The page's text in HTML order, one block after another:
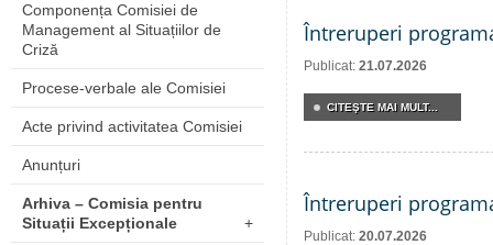
Componența Comisiei de
Management al Situațiilor de
Criză
Procese-verbale ale Comisiei
Acte privind activitatea Comisiei
Anunțuri
Arhiva – Comisia pentru
Situații Excepționale
+
Întreruperi
Publicat: 21.07.2026
CITEŞTE MAI MULT...
Întreruperi
Publicat: 20.07.2026